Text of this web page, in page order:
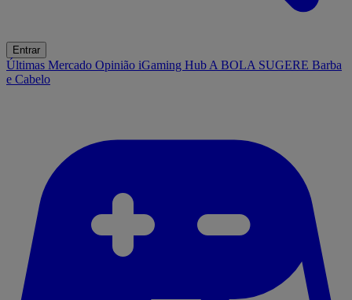
Entrar
Últimas Mercado Opinião iGaming Hub A BOLA SUGERE Barba
e Cabelo